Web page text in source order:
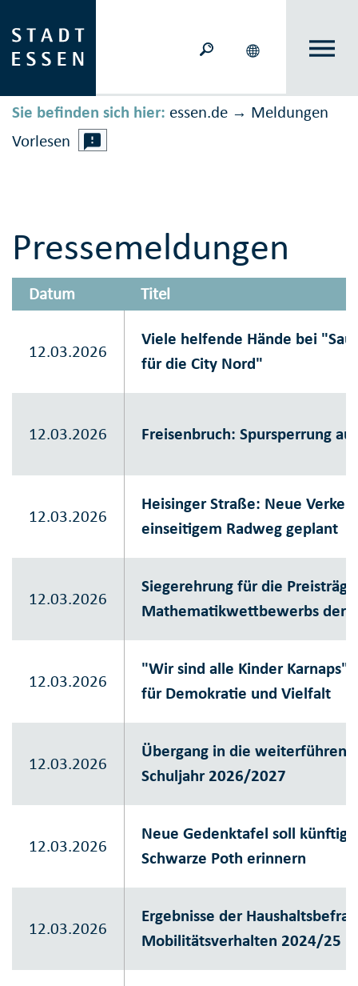
Sie befinden sich hier: essen.de → Meldungen
Vorlesen
Pressemeldungen
Datum Titel
12.03.2026
Viele helfende Hände bei
für die City Nord"
12.03.2026 Freisenbruch: Spursperrung
12.03.2026
Heisinger Straße: Neue
einseitigem Radweg geplant
12.03.2026
Siegerehrung für die
Mathematikwettbewerbs der
12.03.2026
"Wir sind alle Kinder Karnaps"
für Demokratie und Vielfalt
12.03.2026
Übergang in die
Schuljahr 2026/2027
12.03.2026
Neue Gedenktafel soll künftig
Schwarze Poth erinnern
12.03.2026
Ergebnisse der
Mobilitätsverhalten 2024/25